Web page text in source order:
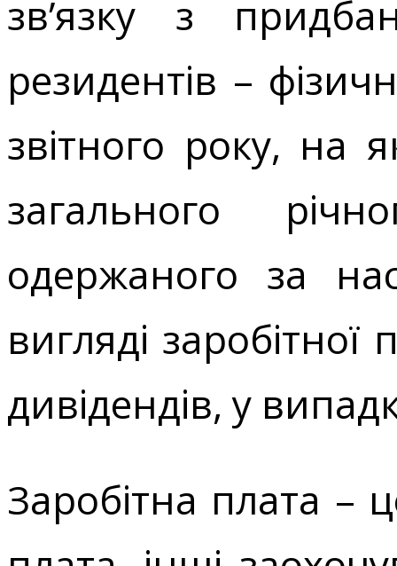
зв’язку з
резидентів –
звітного року, на
загального
одержаного за
вигляді
дивідендів, у
Заробітна плата –